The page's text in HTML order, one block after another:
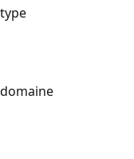
type
domaine